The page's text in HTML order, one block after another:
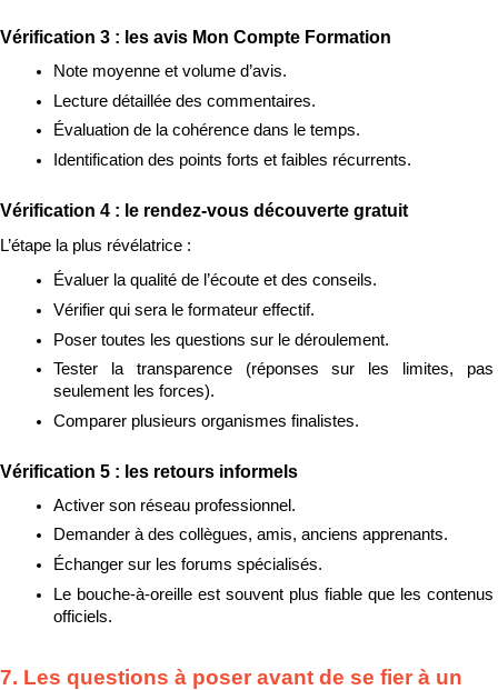
Vérification 3 : les avis Mon Compte Formation
Note moyenne et volume d’avis.
Lecture détaillée des commentaires.
Évaluation de la cohérence dans le temps.
Identification des points forts et faibles récurrents.
Vérification 4 : le rendez-vous découverte gratuit
L’étape la plus révélatrice :
Évaluer la qualité de l’écoute et des conseils.
Vérifier qui sera le formateur effectif.
Poser toutes les questions sur le déroulement.
Tester la transparence (réponses sur les limites, pas
seulement les forces).
Comparer plusieurs organismes finalistes.
Vérification 5 : les retours informels
Activer son réseau professionnel.
Demander à des collègues, amis, anciens apprenants.
Échanger sur les forums spécialisés.
Le bouche-à-oreille est souvent plus fiable que les contenus
officiels.
7. Les questions à poser avant de se fier à un